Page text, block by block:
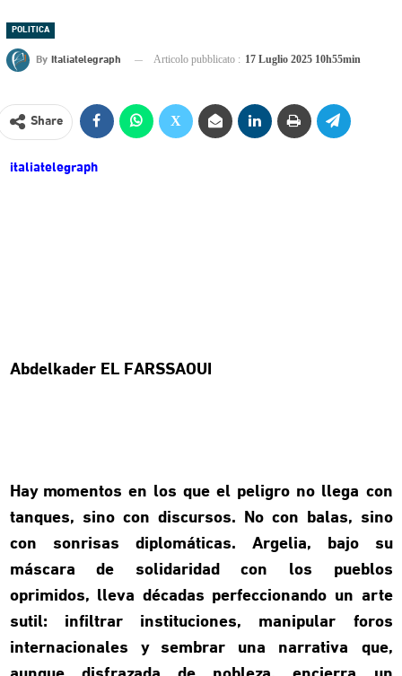
POLITICA
By Italiatelegraph Articolo pubblicato : 17 Luglio 2025 10h55min
Share
italiatelegraph
Abdelkader EL FARSSAOUI
Hay momentos en los que el peligro no llega con
tanques, sino con discursos. No con balas, sino
con sonrisas diplomáticas. Argelia, bajo su
máscara de solidaridad con los pueblos
oprimidos, lleva décadas perfeccionando un arte
sutil: infiltrar instituciones, manipular foros
internacionales y sembrar una narrativa que,